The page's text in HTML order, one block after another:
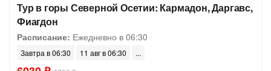
Тур в горы Северной Осетии: Кармадон, Даргавс,
Фиагдон
Расписание: Ежедневно в 06:30
Завтра в 06:30 11 авг в 06:30